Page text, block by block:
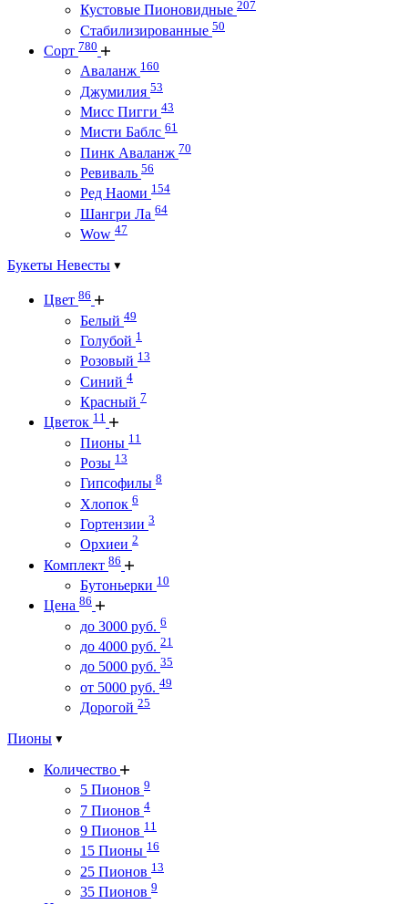
Кустовые Пионовидные 207
Стабилизированные 50
Сорт 780
Аваланж 160
Джумилия 53
Мисс Пигги 43
Мисти Баблс 61
Пинк Аваланж 70
Ревиваль 56
Ред Наоми 154
Шангри Ла 64
Wow 47
Букеты Невесты
Цвет 86
Белый 49
Голубой 1
Розовый 13
Синий 4
Красный 7
Цветок 11
Пионы 11
Розы 13
Гипсофилы 8
Хлопок 6
Гортензии 3
Орхиеи 2
Комплект 86
Бутоньерки 10
Цена 86
до 3000 руб. 6
до 4000 руб. 21
до 5000 руб. 35
от 5000 руб. 49
Дорогой 25
Пионы
Количество
5 Пионов 9
7 Пионов 4
9 Пионов 11
15 Пионы 16
25 Пионов 13
35 Пионов 9